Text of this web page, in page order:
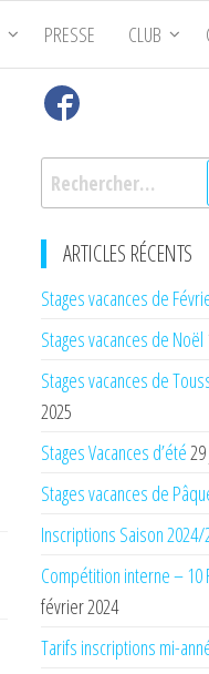
PRESSE CLUB
Rechercher :
ARTICLES RÉCENTS
Stages vacances de
Stages vacances de Noël
Stages vacances de
2025
Stages Vacances d’été
Stages vacances de
Inscriptions Saison 2024/
Compétition interne – 10
février 2024
Tarifs inscriptions mi-